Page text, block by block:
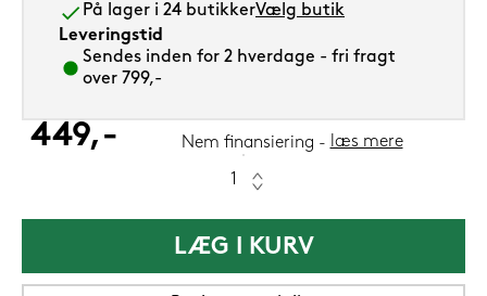
På lager i 24 butikkerVælg butik
Leveringstid
Sendes inden for 2 hverdage - fri fragt
over 799,-
449,- Nem finansiering læs mere
LÆG I KURV